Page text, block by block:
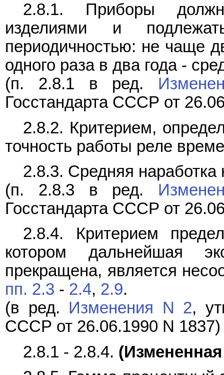
2.8.1. Приборы
изделиями и
периодичностью: не чаще
одного раза в два года -
(п. 2.8.1 в ред.
Госстандарта СССР от
2.8.2. Критерием,
точность работы реле
2.8.3. Средняя наработка
(п. 2.8.3 в ред.
Госстандарта СССР от
2.8.4. Критерием
котором дальнейшая
прекращена, является
пп. 2.3 - 2.4, 2.9.
(в ред. Изменения N 2,
СССР от 26.06.1990 N 1837)
2.8.1 - 2.8.4.